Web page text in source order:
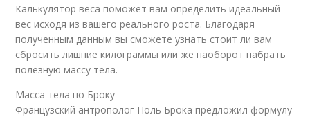
Калькулятор веса поможет вам определить идеальный
вес исходя из вашего реального роста. Благодаря
полученным данным вы сможете узнать стоит ли вам
сбросить лишние килограммы или же наоборот набрать
полезную массу тела.
Масса тела по Броку
Французский антрополог Поль Брока предложил формулу